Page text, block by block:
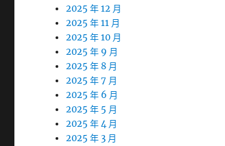
2025 年 12 月
2025 年 11 月
2025 年 10 月
2025 年 9 月
2025 年 8 月
2025 年 7 月
2025 年 6 月
2025 年 5 月
2025 年 4 月
2025 年 3 月